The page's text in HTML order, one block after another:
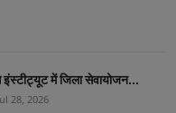
इंस्टीट्यूट में जिला सेवायोजन...
28, 2026